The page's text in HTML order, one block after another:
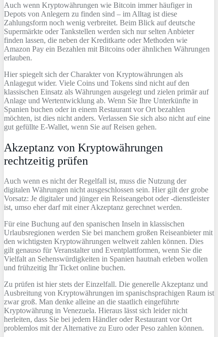
Auch wenn Kryptowährungen wie Bitcoin immer häufiger in
Depots von Anlegern zu finden sind – im Alltag ist diese
Zahlungsform noch wenig verbreitet. Beim Blick auf deutsche
Supermärkte oder Tankstellen werden sich nur selten Anbieter
finden lassen, die neben der Kreditkarte oder Methoden wie
Amazon Pay ein Bezahlen mit Bitcoins oder ähnlichen Währungen
erlauben.
Hier spiegelt sich der Charakter von Kryptowährungen als
Anlagegut wider. Viele Coins und Tokens sind nicht auf den
klassischen Einsatz als Währungen ausgelegt und zielen primär auf
Anlage und Wertentwicklung ab. Wenn Sie Ihre Unterkünfte in
Spanien buchen oder in einem Restaurant vor Ort bezahlen
möchten, ist dies nicht anders. Verlassen Sie sich also nicht auf eine
gut gefüllte E-Wallet, wenn Sie auf Reisen gehen.
Akzeptanz von Kryptowährungen
rechtzeitig prüfen
Auch wenn es nicht der Regelfall ist, muss die Nutzung der
digitalen Währungen nicht ausgeschlossen sein. Hier gilt der grobe
Vorsatz: Je digitaler und jünger ein Reiseangebot oder -dienstleister
ist, umso eher darf mit einer Akzeptanz gerechnet werden.
Für eine Buchung auf den spanischen Inseln in klassischen
Urlaubsregionen werden Sie bei manchem großen Reiseanbieter mit
den wichtigsten Kryptowährungen weltweit zahlen können. Dies
gilt genauso für Veranstalter und Eventplattformen, wenn Sie die
Vielfalt an Sehenswürdigkeiten in Spanien hautnah erleben wollen
und frühzeitig Ihr Ticket online buchen.
Zu prüfen ist hier stets der Einzelfall. Die generelle Akzeptanz und
Ausbreitung von Kryptowährungen im spanischsprachigen Raum ist
zwar groß. Man denke alleine an die staatlich eingeführte
Kryptowährung in Venezuela. Hieraus lässt sich leider nicht
herleiten, dass Sie bei jedem Händler oder Restaurant vor Ort
problemlos mit der Alternative zu Euro oder Peso zahlen können.